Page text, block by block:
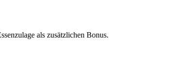
als zusätzlichen Bonus.